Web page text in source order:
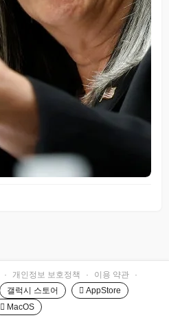
· 개인정보 보호정책 · 이용 약관
·
갤럭시 스토어
 AppStore
 MacOS